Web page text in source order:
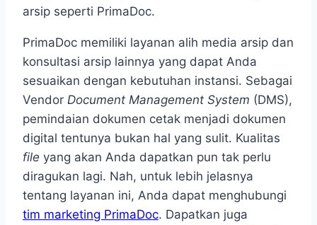
arsip seperti PrimaDoc.
PrimaDoc memiliki layanan alih media arsip dan
konsultasi arsip lainnya yang dapat Anda
sesuaikan dengan kebutuhan instansi. Sebagai
Vendor Document Management System (DMS),
pemindaian dokumen cetak menjadi dokumen
digital tentunya bukan hal yang sulit. Kualitas
file yang akan Anda dapatkan pun tak perlu
diragukan lagi. Nah, untuk lebih jelasnya
tentang layanan ini, Anda dapat menghubungi
tim marketing PrimaDoc. Dapatkan juga